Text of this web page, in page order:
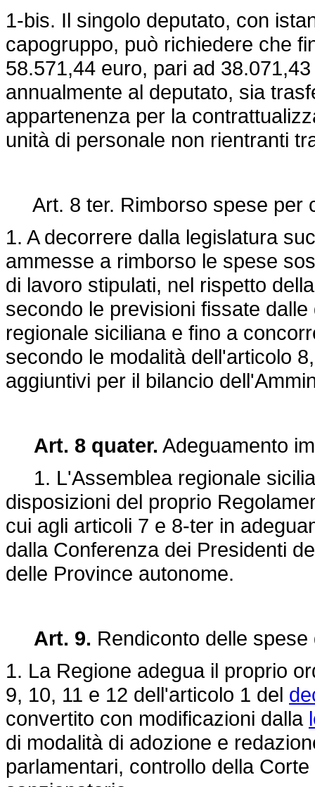
1-bis. Il singolo deputato, con
capogruppo, può richiedere che
58.571,44 euro, pari ad
annualmente al deputato, sia
appartenenza per la
unità di personale non rientranti
Art. 8 ter. Rimborso spese per
1. A decorrere dalla legislatura
ammesse a rimborso le spese
di lavoro stipulati, nel rispetto
secondo le previsioni fissate
regionale siciliana e fino a
secondo le modalità dell'articolo
aggiuntivi per il bilancio
Art. 8 quater. Adeguamento
1. L'Assemblea regionale
disposizioni del proprio
cui agli articoli 7 e 8-ter in
dalla Conferenza dei Presidenti
delle Province autonome.
Art. 9. Rendiconto delle
1. La Regione adegua il proprio
9, 10, 11 e 12 dell'articolo 1 del
convertito con modificazioni dalla
di modalità di adozione e
parlamentari, controllo della